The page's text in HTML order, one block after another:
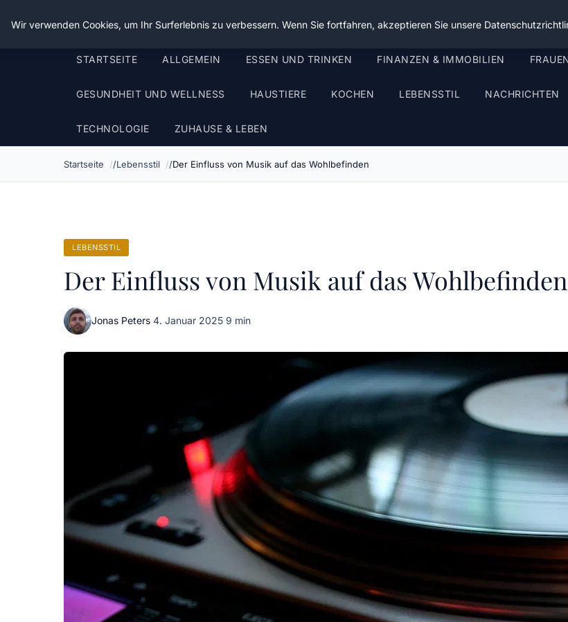
Die Schnitter
STARTSEITE ALLGEMEIN ESSEN UND TRINKEN FINANZEN & IMMOBILIEN
GESUNDHEIT UND WELLNESS HAUSTIERE KOCHEN LEBENSSTIL NACHRICHTEN
TECHNOLOGIE ZUHAUSE & LEBEN
Startseite Lebensstil Der Einfluss von Musik auf das Wohlbefinden
LEBENSSTIL
Der Einfluss von Musik auf das Wohlbefinden
Jonas Peters·4. Januar 2025·9 min
Wir verwenden Cookies, um Ihr Surferlebnis zu verbessern. Wenn Sie fortfahren, akzeptieren Sie unsere